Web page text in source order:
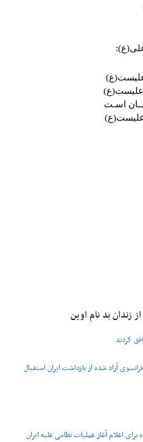
علیست(ع)
اسـت
علیست(ع)
زندان ‌بد نام اوین
کردند
آزاد شده از بازداشت ایران استقبال
اعلام آغاز عملیات نظامی علیه ایران